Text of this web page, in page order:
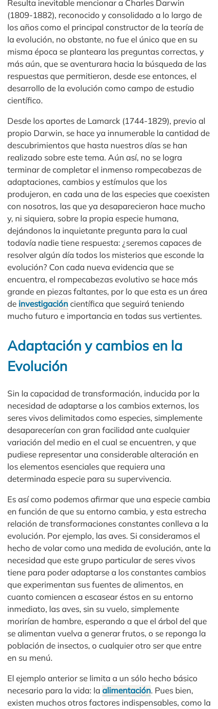
Resulta inevitable mencionar a Charles Darwin
(1809-1882), reconocido y consolidado a lo largo de
los años como el principal constructor de la teoría de
la evolución, no obstante, no fue el único que en su
misma época se planteara las preguntas correctas, y
más aún, que se aventurara hacia la búsqueda de las
respuestas que permitieron, desde ese entonces, el
desarrollo de la evolución como campo de estudio
científico.
Desde los aportes de Lamarck (1744-1829), previo al
propio Darwin, se hace ya innumerable la cantidad de
descubrimientos que hasta nuestros días se han
realizado sobre este tema. Aún así, no se logra
terminar de completar el inmenso rompecabezas de
adaptaciones, cambios y estímulos que los
produjeron, en cada una de las especies que coexisten
con nosotros, las que ya desaparecieron hace mucho
y, ni siquiera, sobre la propia especie humana,
dejándonos la inquietante pregunta para la cual
todavía nadie tiene respuesta: ¿seremos capaces de
resolver algún día todos los misterios que esconde la
evolución? Con cada nueva evidencia que se
encuentra, el rompecabezas evolutivo se hace más
grande en piezas faltantes, por lo que esta es un área
de investigacióncientífica que seguirá teniendo
mucho futuro e importancia en todas sus vertientes.
Adaptación y cambios en la
Evolución
Sin la capacidad de transformación, inducida por la
necesidad de adaptarse a los cambios externos, los
seres vivos delimitados como especies, simplemente
desaparecerían con gran facilidad ante cualquier
variación del medio en el cual se encuentren, y que
pudiese representar una considerable alteración en
los elementos esenciales que requiera una
determinada especie para su supervivencia.
Es así como podemos afirmar que una especie cambia
en función de que su entorno cambia, y esta estrecha
relación de transformaciones constantes conlleva a la
evolución. Por ejemplo, las aves. Si consideramos el
hecho de volar como una medida de evolución, ante la
necesidad que este grupo particular de seres vivos
tiene para poder adaptarse a los constantes cambios
que experimentan sus fuentes de alimentos, en
cuanto comiencen a escasear éstos en su entorno
inmediato, las aves, sin su vuelo, simplemente
morirían de hambre, esperando a que el árbol del que
se alimentan vuelva a generar frutos, o se reponga la
población de insectos, o cualquier otro ser que entre
en su menú.
El ejemplo anterior se limita a un sólo hecho básico
necesario para la vida: la alimentación. Pues bien,
existen muchos otros factores indispensables, como la